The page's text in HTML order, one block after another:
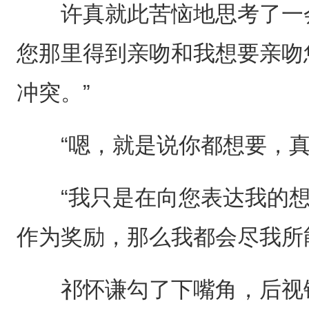
许真就此苦恼地思考了一
您那里得到亲吻和我想要亲
冲突。”
“嗯，就是说你都想要，真
“我只是在向您表达我的想
作为奖励，那么我都会尽我所
祁怀谦勾了下嘴角，后视